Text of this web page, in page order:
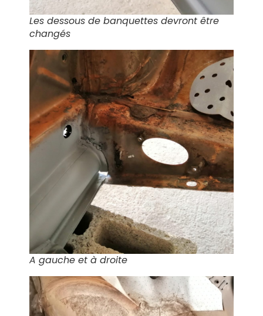
Les dessous de banquettes devront être
changés
A gauche et à droite